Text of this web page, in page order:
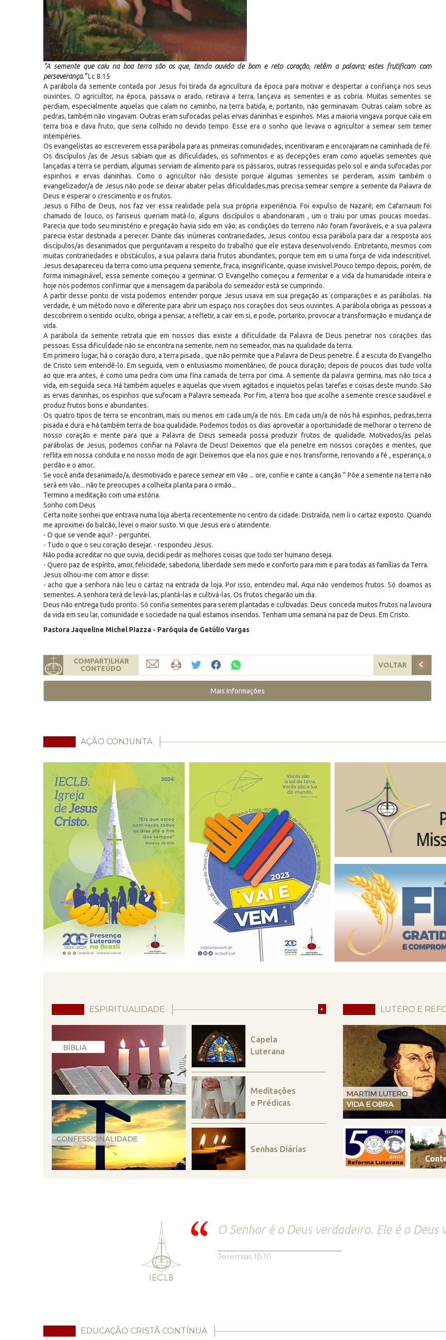
“A semente que caiu na boa terra são os que, tendo ouvido de bom e reto coração, retêm a palavra; estes frutificam com
perseverança.”Lc 8.15
A parábola da semente contada por Jesus foi tirada da agricultura da época para motivar e despertar a confiança nos seus
ouvintes. O agricultor, na época, passava o arado, retirava a terra, lançava as sementes e as cobria. Muitas sementes se
perdiam, especialmente aquelas que caíam no caminho, na terra batida, e, portanto, não germinavam. Outras caíam sobre as
pedras, também não vingavam. Outras eram sufocadas pelas ervas daninhas e espinhos. Mas a maioria vingava porque caía em
terra boa e dava fruto, que seria colhido no devido tempo. Esse era o sonho que levava o agricultor a semear sem temer
intempéries.
Os evangelistas ao escreverem essa parábola para as primeiras comunidades, incentivaram e encorajaram na caminhada de fé.
Os discípulos /as de Jesus sabiam que as dificuldades, os sofrimentos e as decepções eram como aquelas sementes que
lançadas a terra se perdiam, algumas serviam de alimento para os pássaros, outras ressequidas pelo sol e ainda sufocadas por
espinhos e ervas daninhas. Como o agricultor não desiste porque algumas sementes se perderam, assim também o
evangelizador/a de Jesus não pode se deixar abater pelas dificuldades,mas precisa semear sempre a semente da Palavra de
Deus e esperar o crescimento e os frutos.
Jesus o Filho de Deus, nos faz ver essa realidade pela sua própria experiência. Foi expulso de Nazaré; em Cafarnaum foi
chamado de louco, os fariseus queriam matá-lo, alguns discípulos o abandonaram , um o traiu por umas poucas moedas..
Parecia que todo seu ministério e pregação havia sido em vão; as condições do terreno não foram favoráveis, e a sua palavra
parecia estar destinada a perecer. Diante das inúmeras contrariedades, Jesus contou essa parábola para dar a resposta aos
discípulos/as desanimados que perguntavam a respeito do trabalho que ele estava desenvolvendo. Entretanto, mesmos com
muitas contrariedades e obstáculos, a sua palavra daria frutos abundantes, porque tem em si uma força de vida indescritível.
Jesus desapareceu da terra como uma pequena semente, fraca, insignificante, quase invisível.Pouco tempo depois, porém, de
forma inimaginável, essa semente começou a germinar. O Evangelho começou a fermentar e a vida da humanidade inteira e
hoje nós podemos confirmar que a mensagem da parábola do semeador está se cumprindo.
A partir desse ponto de vista podemos entender porque Jesus usava em sua pregação as comparações e as parábolas. Na
verdade, é um método novo e diferente para abrir um espaço nos corações dos seus ouvintes. A parábola obriga as pessoas a
descobrirem o sentido oculto, obriga a pensar, a refletir, a cair em si, e pode, portanto, provocar a transformação e mudança de
vida.
A parábola da semente retrata que em nossos dias existe a dificuldade da Palavra de Deus penetrar nos corações das
pessoas. Essa dificuldade não se encontra na semente, nem no semeador, mas na qualidade da terra.
Em primeiro lugar, há o coração duro, a terra pisada , que não permite que a Palavra de Deus penetre. É a escuta do Evangelho
de Cristo sem entendê-lo. Em seguida, vem o entusiasmo momentâneo, de pouca duração; depois de poucos dias tudo volta
ao que era antes, é como uma pedra com uma fina camada de terra por cima. A semente da palavra germina, mas não toca a
vida, em seguida seca. Há também aqueles e aquelas que vivem agitados e inquietos pelas tarefas e coisas deste mundo. São
as ervas daninhas, os espinhos que sufocam a Palavra semeada. Por fim, a terra boa que acolhe a semente cresce saudável e
produz frutos bons e abundantes.
Os quatro tipos de terra se encontram, mais ou menos em cada um/a de nós. Em cada um/a de nós há espinhos, pedras,terra
pisada e dura e há também terra de boa qualidade. Podemos todos os dias aproveitar a oportunidade de melhorar o terreno de
nosso coração e mente para que a Palavra de Deus semeada possa produzir frutos de qualidade. Motivados/as pelas
parábolas de Jesus, podemos confiar na Palavra de Deus! Deixemos que ela penetre em nossos corações e mentes, que
reflita em nossa conduta e no nosso modo de agir. Deixemos que ela nos guie e nos transforme, renovando a fé , esperança, o
perdão e o amor..
Se você anda desanimado/a, desmotivado e parece semear em vão ... ore, confie e cante a canção “ Põe a semente na terra não
será em vão... não te preocupes a colheita planta para o irmão...
Termino a meditação com uma estória.
Sonho com Deus
Certa noite sonhei que entrava numa loja aberta recentemente no centro da cidade. Distraída, nem li o cartaz exposto. Quando
me aproximei do balcão, levei o maior susto. Vi que Jesus era o atendente.
- O que se vende aqui? - perguntei.
- Tudo o que o seu coração desejar. - respondeu Jesus.
Não podia acreditar no que ouvia, decidi pedir as melhores coisas que todo ser humano deseja.
- Quero paz de espírito, amor, felicidade, sabedoria, liberdade sem medo e conforto para mim e para todas as famílias da Terra.
Jesus olhou-me com amor e disse:
- acho que a senhora não leu o cartaz na entrada da loja. Por isso, entendeu mal. Aqui não vendemos frutos. Só doamos as
sementes. A senhora terá de levá-las, plantá-las e cultivá-las. Os frutos chegarão um dia.
Deus não entrega tudo pronto. Só confia sementes para serem plantadas e cultivadas. Deus conceda muitos frutos na lavoura
da vida em seu lar, comunidade e sociedade na qual estamos inseridos. Tenham uma semana na paz de Deus. Em Cristo.
Pastora Jaqueline Michel Piazza - Paróquia de Getúlio Vargas
COMPARTILHAR
CONTEÚDO
VOLTAR
Mais Informações
AÇÃO CONJUNTA
ESPIRITUALIDADE +
Capela
Luterana
Meditações
e Prédicas
Senhas Diárias
LUTERO E
O Senhor é o Deus verdadeiro. Ele é o Deus
Jeremias 10.10
EDUCAÇÃO CRISTÃ CONTÍNUA